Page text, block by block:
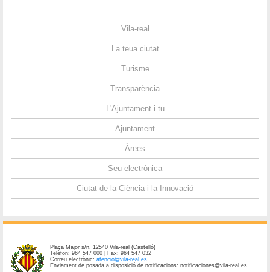
Vila-real
La teua ciutat
Turisme
Transparència
L'Ajuntament i tu
Ajuntament
Àrees
Seu electrònica
Ciutat de la Ciència i la Innovació
Plaça Major s/n. 12540 Vila-real (Castelló)
Telèfon: 964 547 000 | Fax: 964 547 032
Correu electrònic:atencio@vila-real.es
Enviament de posada a disposició de notificacions: notificaciones@vila-real.es